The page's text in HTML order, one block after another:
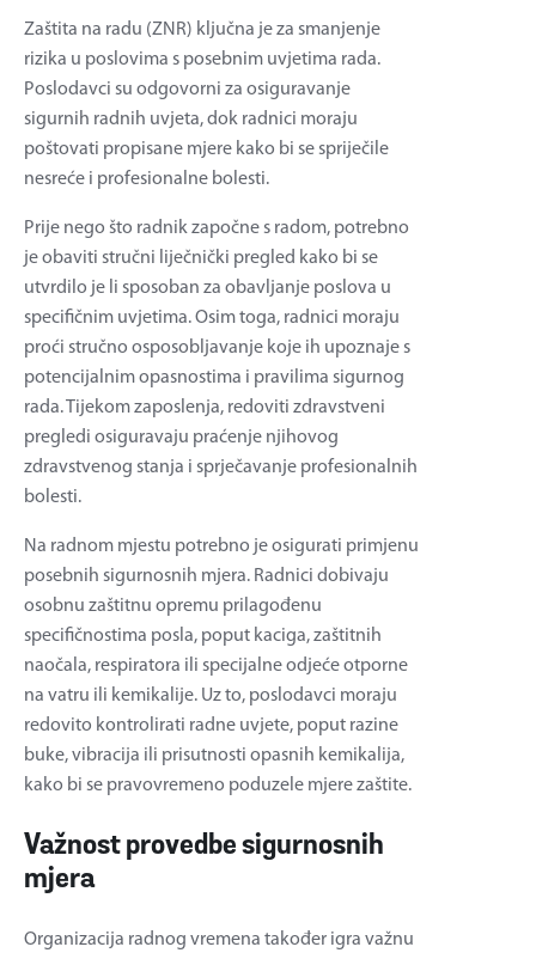
Zaštita na radu (ZNR) ključna je za smanjenje
rizika u poslovima s posebnim uvjetima rada.
Poslodavci su odgovorni za osiguravanje
sigurnih radnih uvjeta, dok radnici moraju
poštovati propisane mjere kako bi se spriječile
nesreće i profesionalne bolesti.
Prije nego što radnik započne s radom, potrebno
je obaviti stručni liječnički pregled kako bi se
utvrdilo je li sposoban za obavljanje poslova u
specifičnim uvjetima. Osim toga, radnici moraju
proći stručno osposobljavanje koje ih upoznaje s
potencijalnim opasnostima i pravilima sigurnog
rada. Tijekom zaposlenja, redoviti zdravstveni
pregledi osiguravaju praćenje njihovog
zdravstvenog stanja i sprječavanje profesionalnih
bolesti.
Na radnom mjestu potrebno je osigurati primjenu
posebnih sigurnosnih mjera. Radnici dobivaju
osobnu zaštitnu opremu prilagođenu
specifičnostima posla, poput kaciga, zaštitnih
naočala, respiratora ili specijalne odjeće otporne
na vatru ili kemikalije. Uz to, poslodavci moraju
redovito kontrolirati radne uvjete, poput razine
buke, vibracija ili prisutnosti opasnih kemikalija,
kako bi se pravovremeno poduzele mjere zaštite.
Važnost provedbe sigurnosnih
mjera
Organizacija radnog vremena također igra važnu